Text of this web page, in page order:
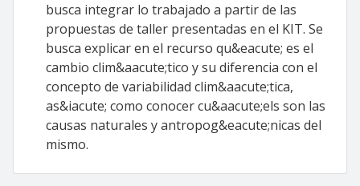
busca integrar lo trabajado a partir de las
propuestas de taller presentadas en el KIT. Se
busca explicar en el recurso qu&eacute; es el
cambio clim&aacute;tico y su diferencia con el
concepto de variabilidad clim&aacute;tica,
as&iacute; como conocer cu&aacute;els son las
causas naturales y antropog&eacute;nicas del
mismo.